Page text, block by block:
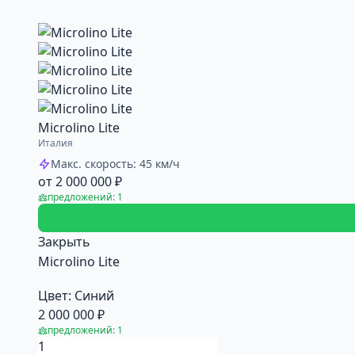
Microlino Lite
Италия
Макс. скорость: 45 км/ч
от 2 000 000 ₽
предложений: 1
Закрыть
Microlino Lite
Цвет: Синий
2 000 000 ₽
предложений: 1